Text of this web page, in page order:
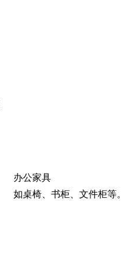
办公家具
如桌椅、书柜、文件柜等。